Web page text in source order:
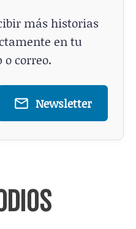
más historias
en tu
o correo.
Newsletter